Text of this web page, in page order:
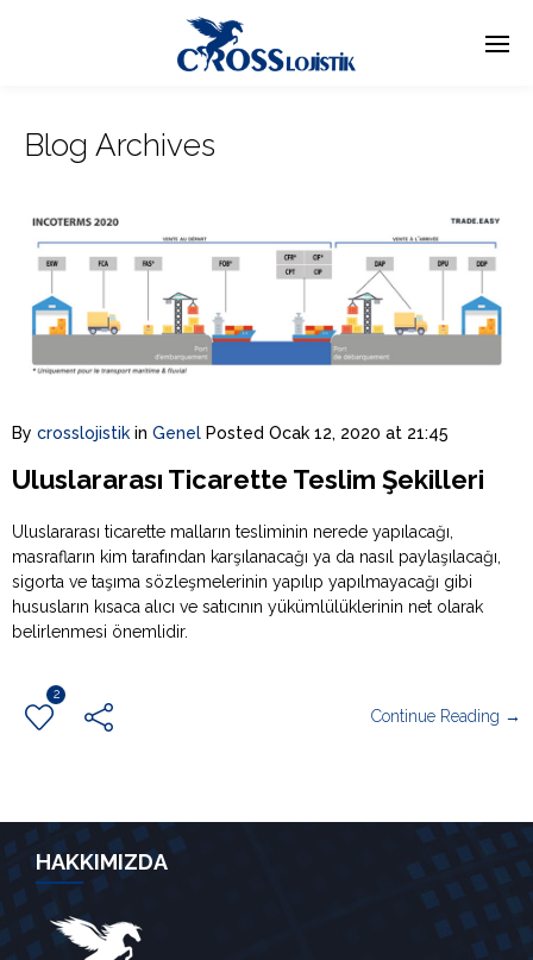
Blog Archives
By crosslojistik in Genel Posted Ocak 12, 2020 at 21:45
Uluslararası Ticarette Teslim Şekilleri
Uluslararası ticarette malların tesliminin nerede yapılacağı,
masrafların kim tarafından karşılanacağı ya da nasıl paylaşılacağı,
sigorta ve taşıma sözleşmelerinin yapılıp yapılmayacağı gibi
hususların kısaca alıcı ve satıcının yükümlülüklerinin net olarak
belirlenmesi önemlidir.
2
Continue Reading →
HAKKIMIZDA